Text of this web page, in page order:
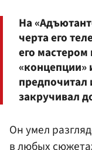
На
черта его
его
«концепции»
предпочитал
закручивал
Он умел
в любых